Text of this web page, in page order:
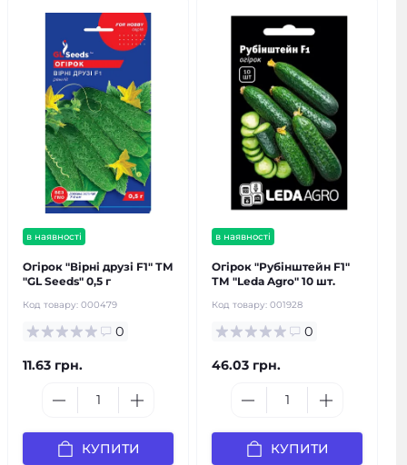
в наявності
Огірок "Вірні друзі F1" ТМ
"GL Seeds" 0,5 г
Код товару: 000479
0
11.63 грн.
КУПИТИ
в наявності
Огірок "Рубінштейн F1"
ТМ "Leda Agro" 10 шт.
Код товару: 001928
0
46.03 грн.
КУПИТИ